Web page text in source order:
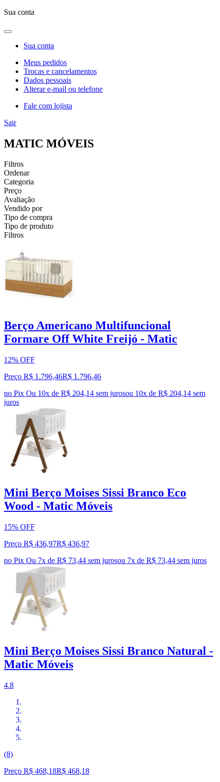
Sua conta
Sua conta
Meus pedidos
Trocas e cancelamentos
Dados pessoais
Alterar e-mail ou telefone
Fale com lojista
Sair
MATIC MÓVEIS
Filtros
Ordenar
Categoria
Preço
Avaliação
Vendido por
Tipo de compra
Tipo de produto
Filtros
Berço Americano Multifuncional
Formare Off White Freijó - Matic
12% OFF
Preço R$ 1.796,46R$ 1.796,46
no Pix Ou 10x de R$ 204,14 sem jurosou 10x de R$ 204,14 sem
juros
Mini Berço Moises Sissi Branco Eco
Wood - Matic Móveis
15% OFF
Preço R$ 436,97R$ 436,97
no Pix Ou 7x de R$ 73,44 sem jurosou 7x de R$ 73,44 sem juros
Mini Berço Moises Sissi Branco Natural -
Matic Móveis
4.8
(8)
Preço R$ 468,18R$ 468,18